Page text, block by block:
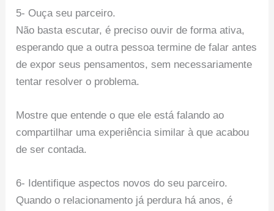
5- Ouça seu parceiro.
Não basta escutar, é preciso ouvir de forma ativa,
esperando que a outra pessoa termine de falar antes
de expor seus pensamentos, sem necessariamente
tentar resolver o problema.
Mostre que entende o que ele está falando ao
compartilhar uma experiência similar à que acabou
de ser contada.
6- Identifique aspectos novos do seu parceiro.
Quando o relacionamento já perdura há anos, é